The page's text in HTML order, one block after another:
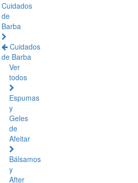
Cuidados
de
Barba
Cuidados
de Barba
Ver
todos
Espumas
y
Geles
de
Afeitar
Bálsamos
y
After